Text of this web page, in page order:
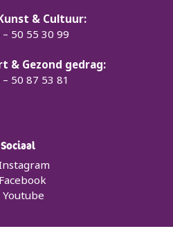
& Cultuur:
– 50 55 30 99
& Gezond gedrag:
50 87 53 81
Sociaal
Facebook
Youtube